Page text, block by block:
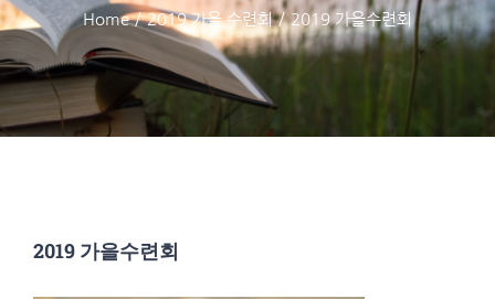
Home / 2019 가을 수련회 / 2019 가을수련회
2019 가을수련회